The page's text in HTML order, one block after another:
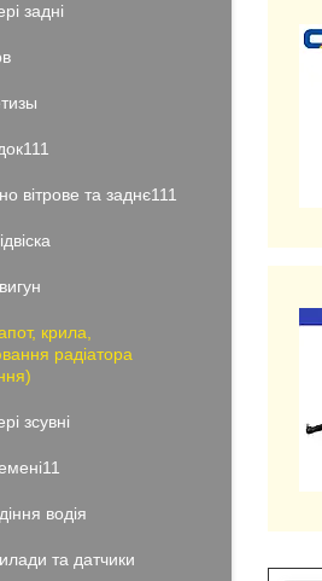
задні
вітрове та заднє111
крила,
радіатора
зсувні
водія
та датчики